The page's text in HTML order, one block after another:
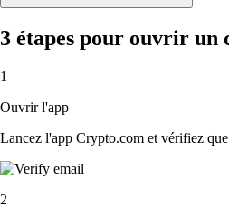
3 étapes pour ouvrir un
1
Ouvrir l'app
Lancez l'app Crypto.com et vérifiez
2